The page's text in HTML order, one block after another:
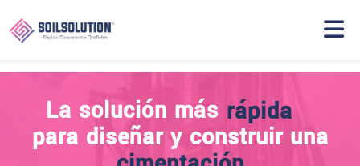
La solución más confiable
para diseñar y construir una